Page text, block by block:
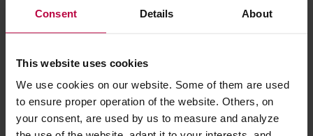
Consent Details About
This website uses cookies
We use cookies on our website. Some of them are used
to ensure proper operation of the website. Others, on
your consent, are used by us to measure and analyze
HORECA
15 MAJA 2025
Menu – twoje narzędzie sprzedaży
Menu to jedno z najważniejszych narzędzi sprzedaży w każdej
kawiarni. Dobrze zaprojektowane zwiększa średni rachunek,…